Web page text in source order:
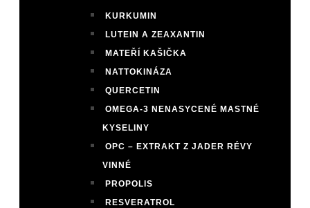
KURKUMIN
LUTEIN A ZEAXANTIN
MATEŘÍ KAŠIČKA
NATTOKINÁZA
QUERCETIN
OMEGA-3 NENASYCENÉ MASTNÉ
KYSELINY
OPC – EXTRAKT Z JADER RÉVY
VINNÉ
PROPOLIS
RESVERATROL